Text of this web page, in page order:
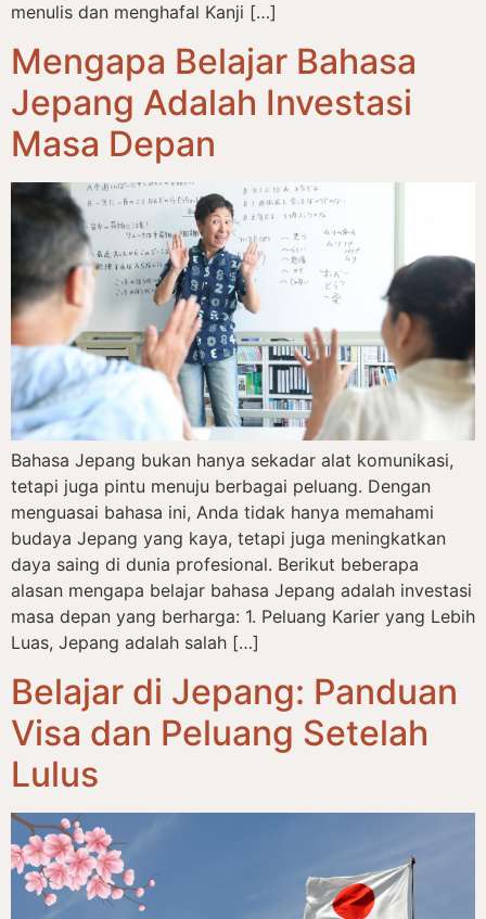
menulis dan menghafal Kanji […]
Mengapa Belajar Bahasa
Jepang Adalah Investasi
Masa Depan
Bahasa Jepang bukan hanya sekadar alat komunikasi,
tetapi juga pintu menuju berbagai peluang. Dengan
menguasai bahasa ini, Anda tidak hanya memahami
budaya Jepang yang kaya, tetapi juga meningkatkan
daya saing di dunia profesional. Berikut beberapa
alasan mengapa belajar bahasa Jepang adalah investasi
masa depan yang berharga: 1. Peluang Karier yang Lebih
Luas, Jepang adalah salah […]
Belajar di Jepang: Panduan
Visa dan Peluang Setelah
Lulus